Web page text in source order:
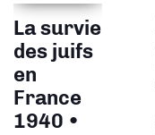
La survie
des juifs
en
France
1940 •